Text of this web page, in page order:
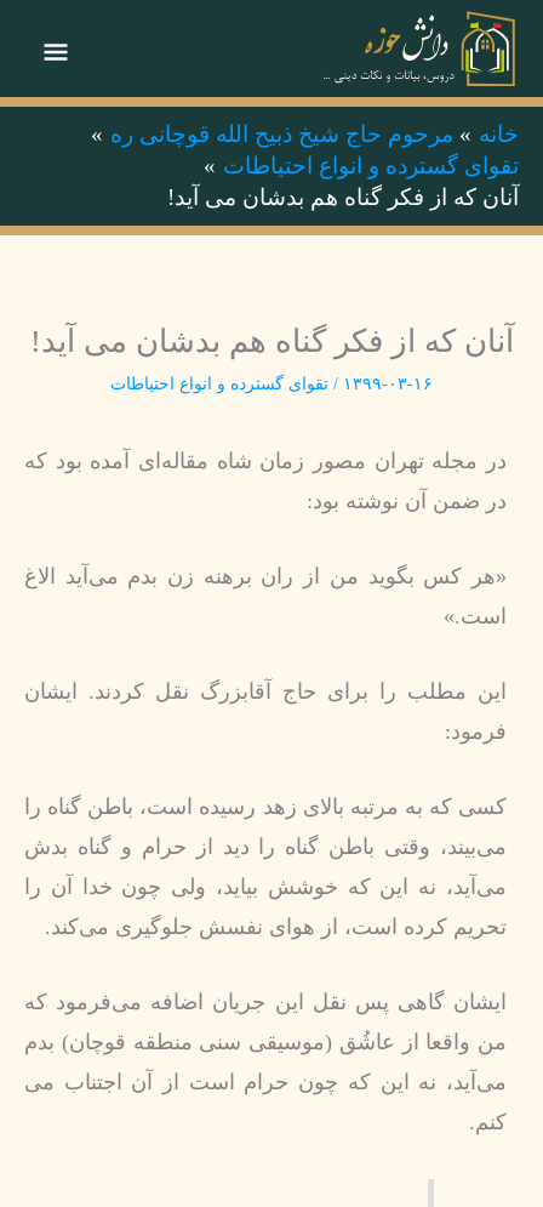
پرش
محتوا
خانه
مرحوم حاج شیخ ذبیح الله قوچانی ره
تقوای گسترده و انواع احتیاطات
آنان که از فکر گناه هم بدشان می آید!
آنان که از فکر گناه هم بدشان می آید!
۱۳۹۹-۰۳-۱۶ / تقوای گسترده و انواع احتیاطات
در مجله تهران مصور زمان شاه مقاله‌ای آمده بود که
در ضمن آن نوشته بود:
«هر كس بگوید من از ران برهنه زن بدم می‌آید الاغ
است.»
این مطلب را برای حاج آقابزرگ نقل کردند. ایشان
فرمود:
كسی كه به مرتبه بالای زهد رسیده است، باطن گناه را
می‌بیند، وقتی باطن گناه را دید از حرام و گناه بدش
می‌آید، نه این كه خوشش بیاید، ولی چون خدا آن را
تحریم كرده است، از هوای نفسش جلوگیری می‌کند.
ایشان گاهی پس نقل این جریان اضافه می‌فرمود که
من واقعا از عاشُق (موسیقی سنی منطقه قوچان) بدم
می‌آید، نه این که چون حرام است از آن اجتناب می
کنم.